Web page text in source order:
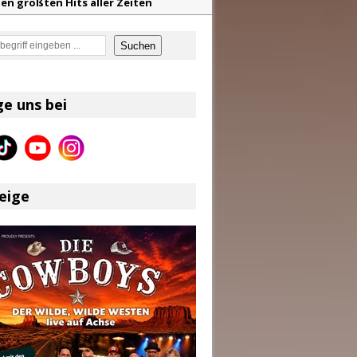
Sommernächte
dem Archiv
Suchen
uns bei